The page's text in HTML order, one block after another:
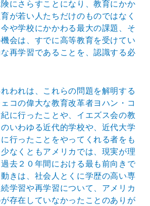
にさらすことになり、教育にかか
が若い人たちだけのものではなく
や学校にかかわる最大の課題、そ
会は、すでに高等教育を受けてい
再学習であることを、認識する必
われは、これらの問題を解明する
コの偉大な教育改革者ヨハン・コ
に行ったことや、イエズス会の教
いわゆる近代的学校や、近代大学
行ったことをやってくれる者をも
なくともアメリカでは、現実が理
去２０年間における最も前向きで
きは、社会人とくに学歴の高い専
学習や再学習について、アメリカ
存在していなかったことのありが